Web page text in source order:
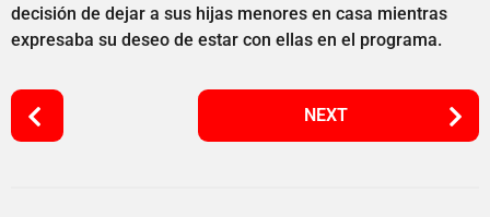
decisión de dejar a sus hijas menores en casa mientras
expresaba su deseo de estar con ellas en el programa.
P
o
NEXT